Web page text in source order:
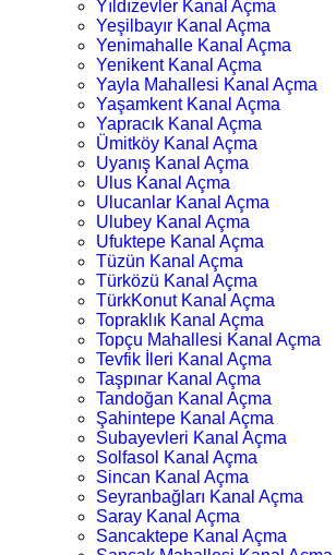
Yıldızevler Kanal Açma
Yeşilbayır Kanal Açma
Yenimahalle Kanal Açma
Yenikent Kanal Açma
Yayla Mahallesi Kanal Açma
Yaşamkent Kanal Açma
Yapracık Kanal Açma
Ümitköy Kanal Açma
Uyanış Kanal Açma
Ulus Kanal Açma
Ulucanlar Kanal Açma
Ulubey Kanal Açma
Ufuktepe Kanal Açma
Tüzün Kanal Açma
Türközü Kanal Açma
TürkKonut Kanal Açma
Topraklık Kanal Açma
Topçu Mahallesi Kanal Açma
Tevfik İleri Kanal Açma
Taşpınar Kanal Açma
Tandoğan Kanal Açma
Şahintepe Kanal Açma
Subayevleri Kanal Açma
Solfasol Kanal Açma
Sincan Kanal Açma
Seyranbağları Kanal Açma
Saray Kanal Açma
Sancaktepe Kanal Açma